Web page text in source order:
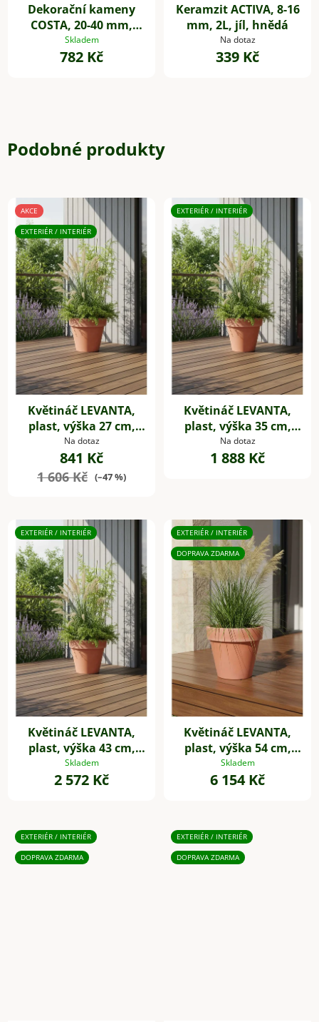
Dekorační kameny
COSTA, 20-40 mm,
plast, šedá
Skladem
782 Kč
Keramzit ACTIVA, 8-16
mm, 2L, jíl, hnědá
Na dotaz
339 Kč
Podobné produkty
AKCE
EXTERIÉR / INTERIÉR
Květináč LEVANTA,
plast, výška 27 cm,
natur
Na dotaz
841 Kč
1 606 Kč (–47 %)
EXTERIÉR / INTERIÉR
Květináč LEVANTA,
plast, výška 35 cm,
natur
Na dotaz
1 888 Kč
EXTERIÉR / INTERIÉR
Květináč LEVANTA,
plast, výška 43 cm,
natur
Skladem
2 572 Kč
EXTERIÉR / INTERIÉR
DOPRAVA ZDARMA
Květináč LEVANTA,
plast, výška 54 cm,
natur
Skladem
6 154 Kč
EXTERIÉR / INTERIÉR
DOPRAVA ZDARMA
EXTERIÉR / INTERIÉR
DOPRAVA ZDARMA